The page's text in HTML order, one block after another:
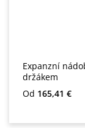
Expanzní
držákem
Běžná cena:
Od 165,41 €